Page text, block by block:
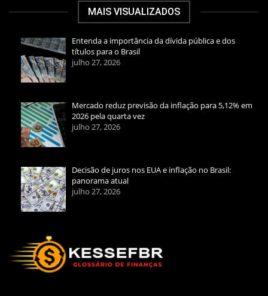
MAIS VISUALIZADOS
Entenda a importância da dívida pública e dos
títulos para o Brasil
julho 27, 2026
Mercado reduz previsão da inflação para 5,12% em
2026 pela quarta vez
julho 27, 2026
Decisão de juros nos EUA e inflação no Brasil:
panorama atual
julho 27, 2026